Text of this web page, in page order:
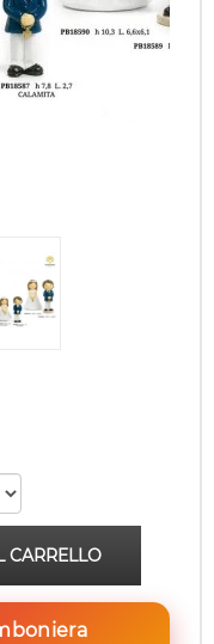
CARRELLO